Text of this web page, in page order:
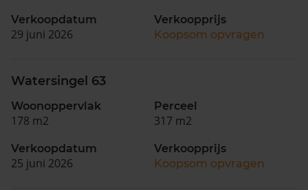
Verkoopdatum
29 juni 2026
Verkoopprijs
Koopsom opvragen
Watersingel 63
Woonoppervlak
178 m2
Perceel
317 m2
Verkoopdatum
25 juni 2026
Verkoopprijs
Koopsom opvragen